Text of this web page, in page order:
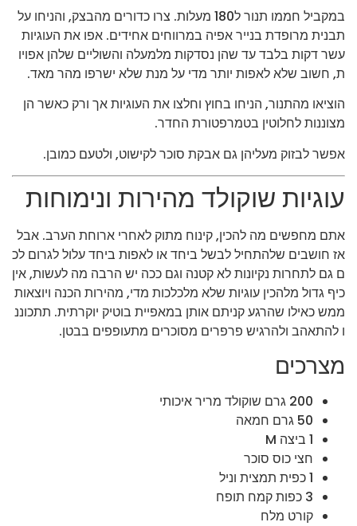
במקביל חממו תנור ל180 מעלות. צרו כדורים מהבצק, והניחו על
תבנית מרופדת בנייר אפיה במרווחים אחידים. אפו את העוגיות
עשר דקות בלבד עד שהן נסדקות מלמעלה והשוליים שלהן אפויו
ת, חשוב שלא לאפות יותר מדי על מנת שלא ישרפו מהר מאד.
הוציאו מהתנור, הניחו בחוץ וחלצו את העוגיות אך ורק כאשר הן
מצוננות לחלוטין בטמרפטורת החדר.
אפשר לבזוק מעליהן גם אבקת סוכר לקישוט, ולטעם כמובן.
עוגיות שוקולד מהירות ונימוחות
אתם מחפשים מה להכין, קינוח מתוק לאחרי ארוחת הערב. אבל
אז חושבים שלהתחיל לבשל ביחד או לאפות ביחד עלול לגרום לכ
ם גם לתחרות נקיונות לא קטנה וגם ככה יש הרבה מה לעשות, אין
כיף גדול מלהכין עוגיות שלא מלכלכות מדי, מהירות הכנה ויוצאות
ממש כאילו שהרגע קניתם אותן במאפיית בוטיק יוקרתית. תתכוננ
ו להתאהב ולהרגיש פרפרים מסוכרים מתעופפים בבטן.
מצרכים
200 גרם שוקולד מריר איכותי
50 גרם חמאה
1 ביצה M
חצי כוס סוכר
1 כפית תמצית וניל
3 כפות קמח תופח
קורט מלח